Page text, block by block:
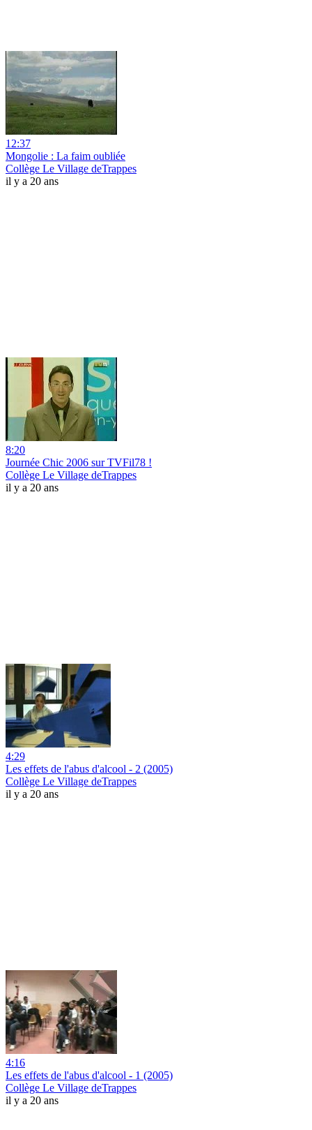
12:37
Mongolie : La faim oubliée
Collège Le Village deTrappes
il y a 20 ans
8:20
Journée Chic 2006 sur TVFil78 !
Collège Le Village deTrappes
il y a 20 ans
4:29
Les effets de l'abus d'alcool - 2 (2005)
Collège Le Village deTrappes
il y a 20 ans
4:16
Les effets de l'abus d'alcool - 1 (2005)
Collège Le Village deTrappes
il y a 20 ans